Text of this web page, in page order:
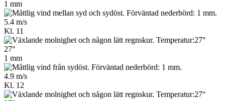
1 mm
5.4 m/s
Kl. 11
27°
1 mm
4.9 m/s
Kl. 12